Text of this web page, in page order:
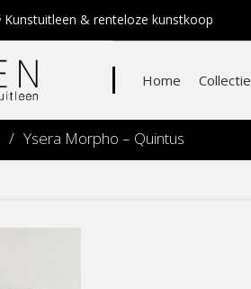
Kunstuitleen & renteloze kunstkoop
Home Collectie
/ Ysera Morpho – Quintus